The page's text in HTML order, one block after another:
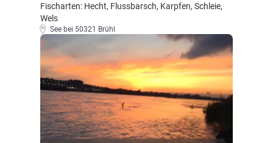
Fischarten: Hecht, Flussbarsch, Karpfen, Schleie,
Wels
See bei 50321 Brühl